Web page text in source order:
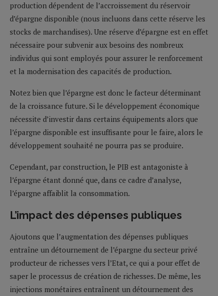
production dépendent de l’accroissement du réservoir
d’épargne disponible (nous incluons dans cette réserve les
stocks de marchandises). Une réserve d’épargne est en effet
nécessaire pour subvenir aux besoins des nombreux
individus qui sont employés pour assurer le renforcement
et la modernisation des capacités de production.
Notez bien que l’épargne est donc le facteur déterminant
de la croissance future. Si le développement économique
nécessite d’investir dans certains équipements alors que
l’épargne disponible est insuffisante pour le faire, alors le
développement souhaité ne pourra pas se produire.
Cependant, par construction, le PIB est antagoniste à
l’épargne étant donné que, dans ce cadre d’analyse,
l’épargne affaiblit la consommation.
L’impact des dépenses publiques
Ajoutons que l’augmentation des dépenses publiques
entraîne un détournement de l’épargne du secteur privé
producteur de richesses vers l’Etat, ce qui a pour effet de
saper le processus de création de richesses. De même, les
injections monétaires entraînent un détournement des